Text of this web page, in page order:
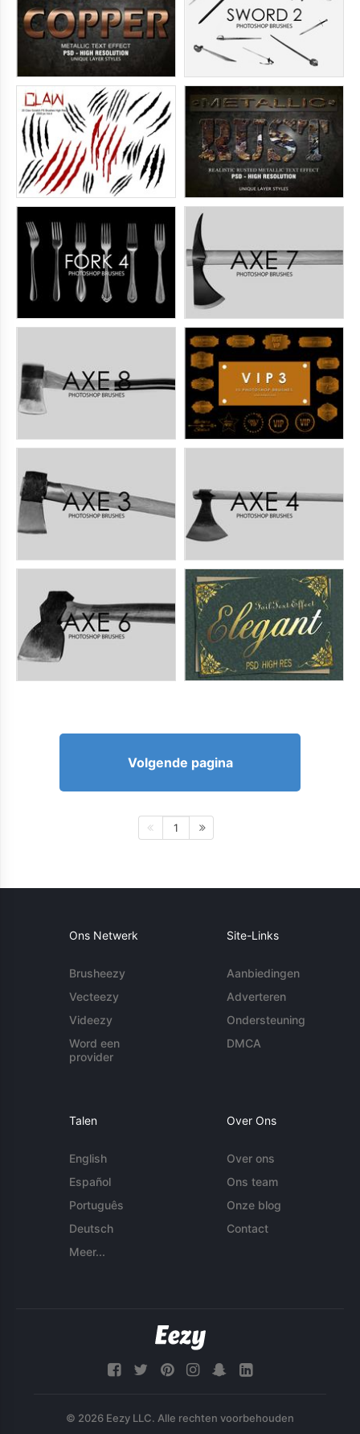
Volgende pagina
1
Ons Netwerk
Brusheezy
Vecteezy
Videezy
Word een
provider
Site-Links
Aanbiedingen
Adverteren
Ondersteuning
DMCA
Talen
English
Español
Português
Deutsch
Meer...
Over Ons
Over ons
Ons team
Onze blog
Contact
© 2026 Eezy LLC. Alle rechten voorbehouden